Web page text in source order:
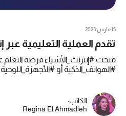
15 مارس 2023
تقدم العملية التعليمية عبر
منحت #إنترنت_الأشياء فرصة
#الهواتف_الذكية أو
الكاتب:
Regina El Ahmadieh